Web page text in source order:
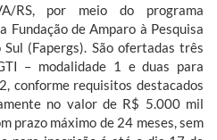
RS, por meio do programa
Fundação de Amparo à Pesquisa
(Fapergs). São ofertadas três
– modalidade 1 e duas para
conforme requisitos destacados
no valor de R$ 5.000 mil
prazo máximo de 24 meses, sem